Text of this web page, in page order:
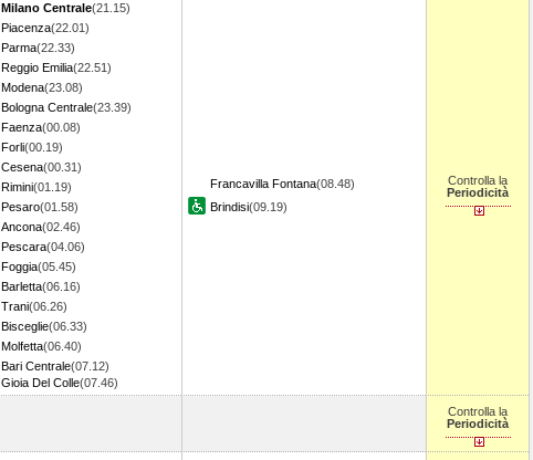
Milano Centrale(21.15)
Piacenza(22.01)
Parma(22.33)
Reggio Emilia(22.51)
Modena(23.08)
Bologna Centrale(23.39)
Faenza(00.08)
Forli(00.19)
Cesena(00.31)
Rimini(01.19)
Pesaro(01.58)
Ancona(02.46)
Pescara(04.06)
Foggia(05.45)
Barletta(06.16)
Trani(06.26)
Bisceglie(06.33)
Molfetta(06.40)
Bari Centrale(07.12)
Gioia Del Colle(07.46)
Francavilla Fontana(08.48)
Brindisi(09.19)
Controlla la
Periodicità
Controlla la
Periodicità